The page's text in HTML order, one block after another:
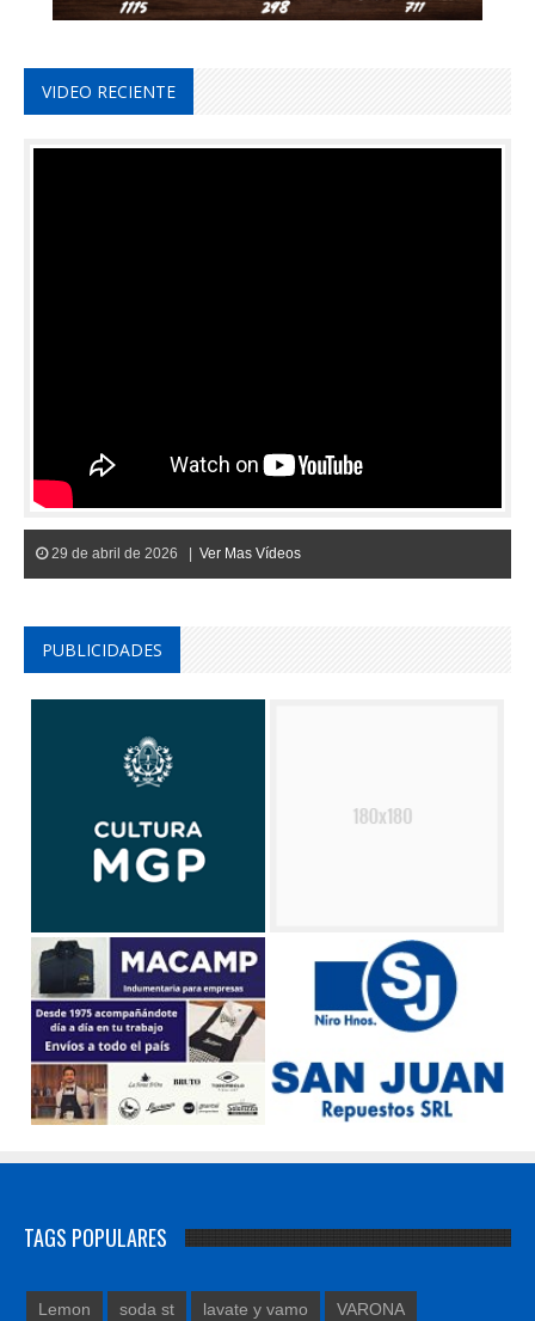
VIDEO RECIENTE
29 de abril de 2026 | Ver Mas Vídeos
PUBLICIDADES
TAGS POPULARES
Lemon soda st lavate y vamo VARONA